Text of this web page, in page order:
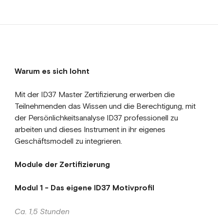
Warum es sich lohnt
Mit der ID37 Master Zertifizierung erwerben die
Teilnehmenden das Wissen und die Berechtigung, mit
der Persönlichkeitsanalyse ID37 professionell zu
arbeiten und dieses Instrument in ihr eigenes
Geschäftsmodell zu integrieren.
Module der Zertifizierung
Modul 1 - Das eigene ID37 Motivprofil
Ca. 1,5 Stunden